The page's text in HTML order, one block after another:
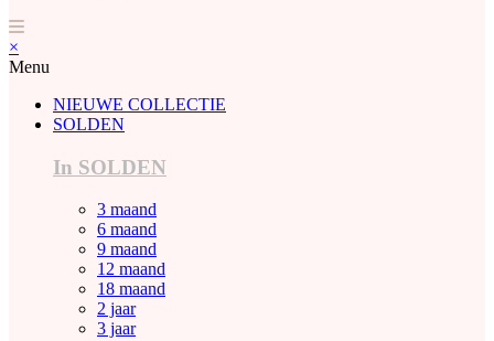
×
Menu
NIEUWE COLLECTIE
SOLDEN
In SOLDEN
3 maand
6 maand
9 maand
12 maand
18 maand
2 jaar
3 jaar